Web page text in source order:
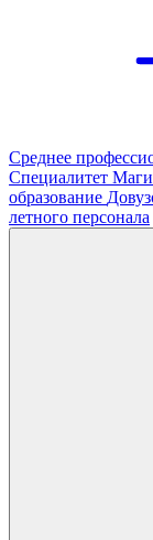
Среднее
Специалитет
образование
летного персонала